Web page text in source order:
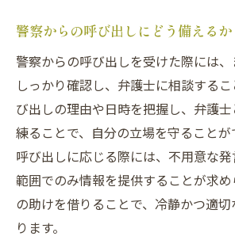
法律的トラブルに備える対
風俗トラブルを未然に防
法律の専門家から学ぶ知識
風俗トラブル時の初動対応ポ
風俗トラブル時の初動対
初動での適切な対応が事
迅速な初動対応でトラブ
警察からの呼び出しにどう備えるか
警察からの呼び出しを受けた際には
しっかり確認し、弁護士に相談する
び出しの理由や日時を把握し、弁護
練ることで、自分の立場を守ることが
呼び出しに応じる際には、不用意な
範囲でのみ情報を提供することが求
の助けを借りることで、冷静かつ適
ります。